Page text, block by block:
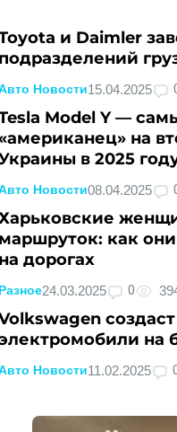
и Daimler
Новости15.04.2025
Model Y —
на
в 2025
Новости08.04.2025
как
дорогах
24.03.2025 0
на
Новости11.02.2025